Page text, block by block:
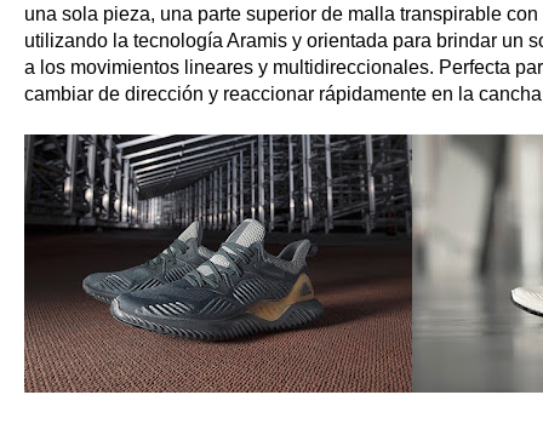
una sola pieza, una parte superior de malla transpirable
utilizando la tecnología Aramis y orientada para brindar un
a los movimientos lineares y multidireccionales. Perfecta
cambiar de dirección y reaccionar rápidamente en la